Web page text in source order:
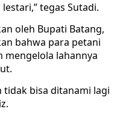
tegas Sutadi.
oleh Bupati Batang,
bahwa para petani
mengelola lahannya
tidak bisa ditanami lagi